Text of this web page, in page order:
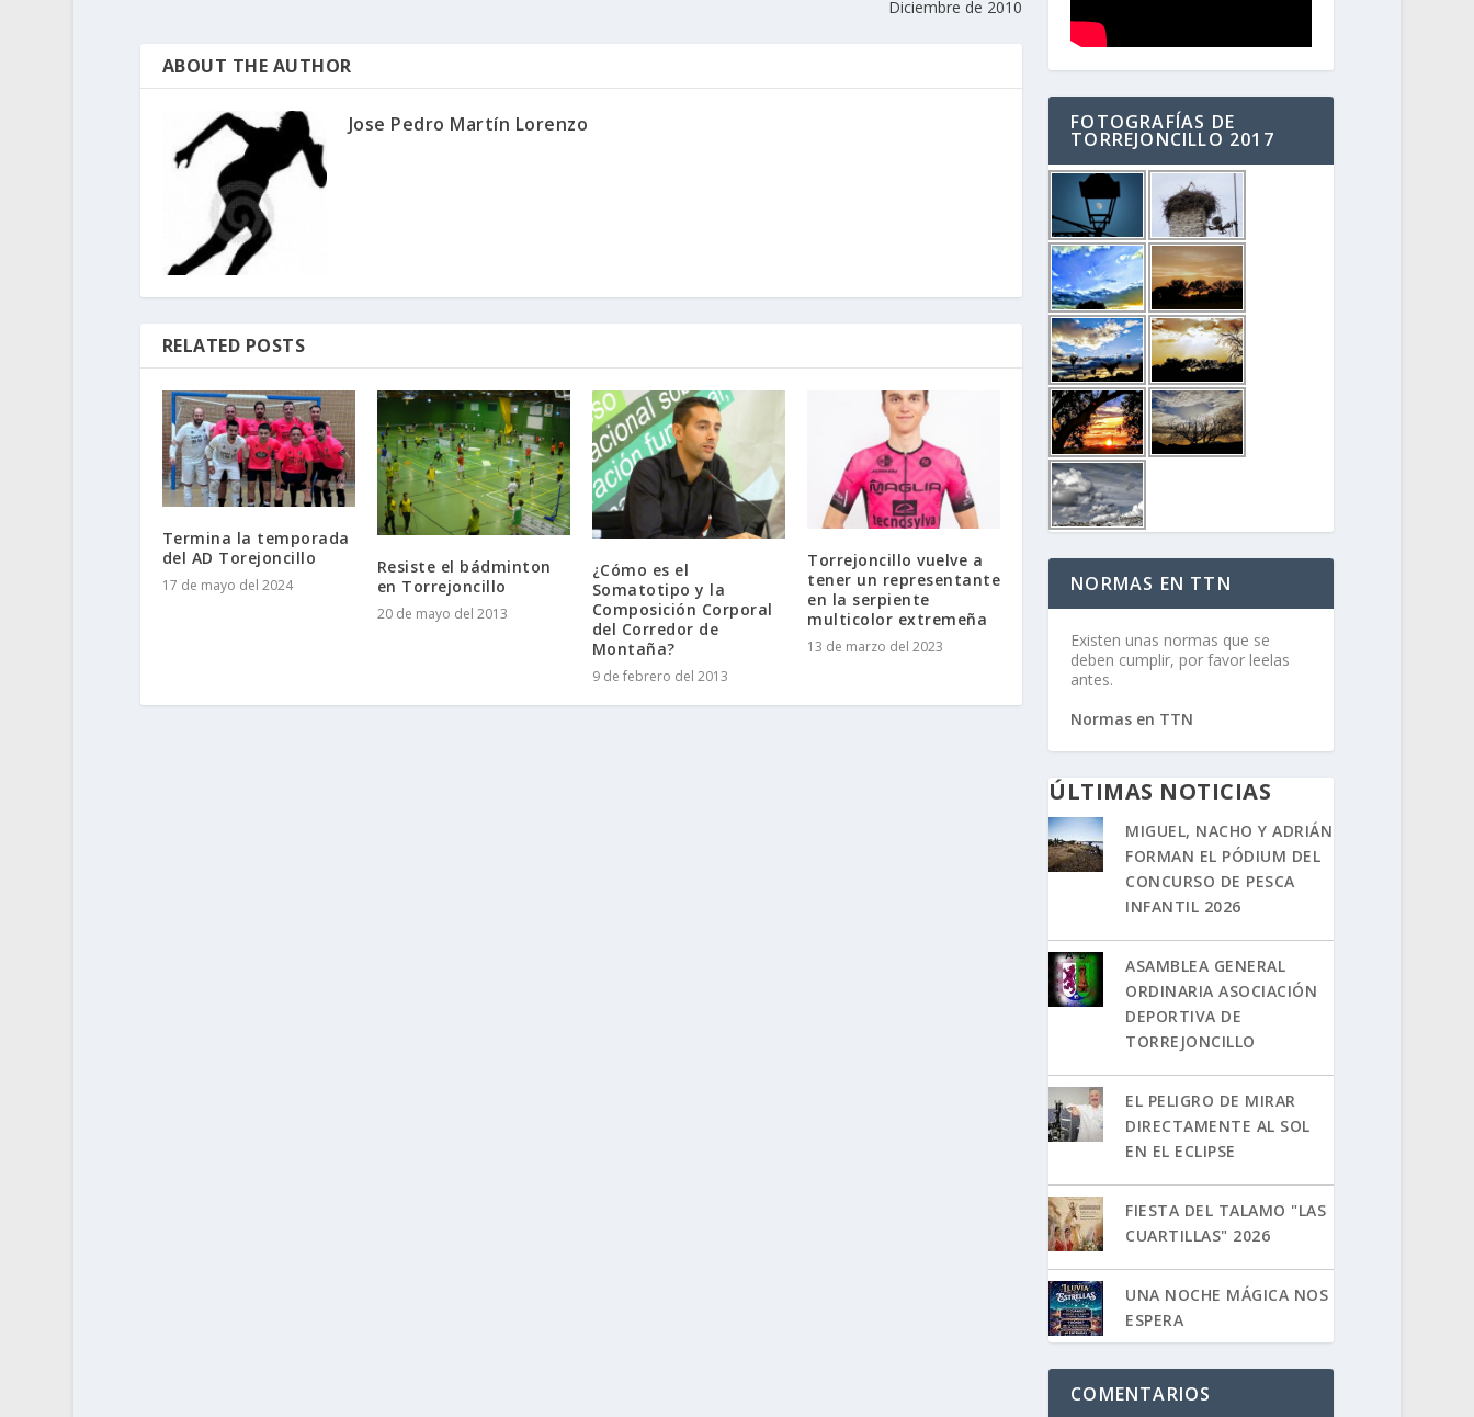
Diciembre de 2010
ABOUT THE AUTHOR
Jose Pedro Martín Lorenzo
RELATED POSTS
Termina la temporada
del AD Torejoncillo
17 de mayo del 2024
Resiste el bádminton
20 de mayo del 2013
¿Cómo es el
Somatotipo y la
Composición Corporal
del Corredor de
Montaña?
9 de febrero del 2013
Torrejoncillo vuelve a
tener un representante
en la serpiente
multicolor extremeña
13 de marzo del 2023
FOTOGRAFÍAS DE
TORREJONCILLO 2017
NORMAS EN TTN
Existen unas normas que se
deben cumplir, por favor leelas
antes.
Normas en TTN
ÚLTIMAS NOTICIAS
MIGUEL, NACHO Y ADRIÁN
FORMAN EL PÓDIUM DEL
CONCURSO DE PESCA
INFANTIL 2026
ASAMBLEA GENERAL
ORDINARIA ASOCIACIÓN
DEPORTIVA DE
TORREJONCILLO
EL PELIGRO DE MIRAR
DIRECTAMENTE AL SOL
EN EL ECLIPSE
FIESTA DEL TALAMO "LAS
CUARTILLAS" 2026
UNA NOCHE MÁGICA NOS
ESPERA
COMENTARIOS